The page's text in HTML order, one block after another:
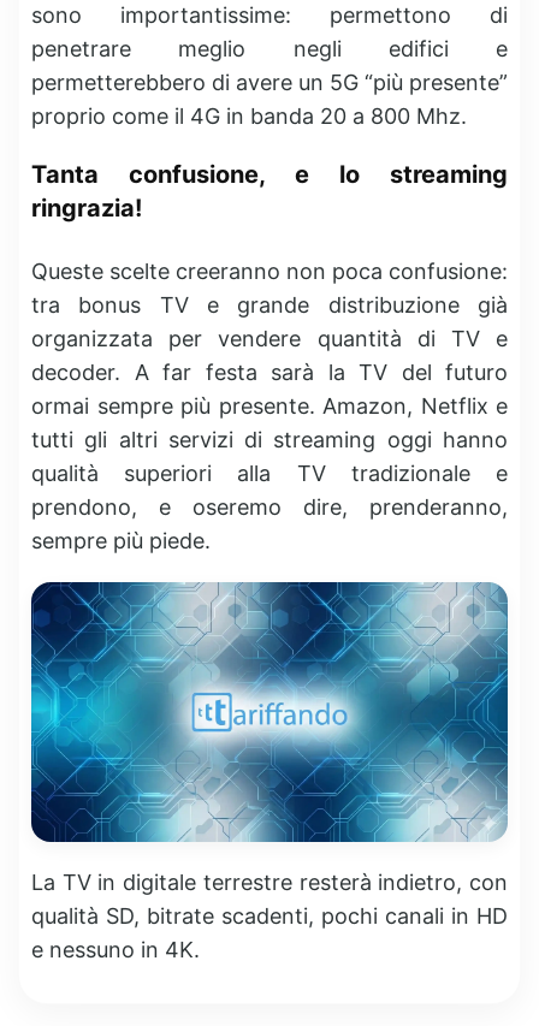
sono importantissime: permettono di
penetrare meglio negli edifici e
permetterebbero di avere un 5G “più presente”
proprio come il 4G in banda 20 a 800 Mhz.
Tanta confusione, e lo streaming
ringrazia!
Queste scelte creeranno non poca confusione:
tra bonus TV e grande distribuzione già
organizzata per vendere quantità di TV e
decoder. A far festa sarà la TV del futuro
ormai sempre più presente. Amazon, Netflix e
tutti gli altri servizi di streaming oggi hanno
qualità superiori alla TV tradizionale e
prendono, e oseremo dire, prenderanno,
sempre più piede.
La TV in digitale terrestre resterà indietro, con
qualità SD, bitrate scadenti, pochi canali in HD
e nessuno in 4K.